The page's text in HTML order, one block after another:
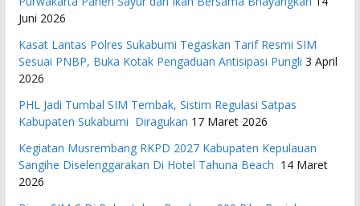
Juni 2026
Kasat Lantas Polres Sukabumi Tegaskan Tarif Resmi SIM
Sesuai PNBP, Buka Kotak Pengaduan Antisipasi Pungli 3 April
2026
PHL Jadi Tumbal SIM Tembak, Sistim Regulasi Satpas
Kabupaten Sukabumi Diragukan 17 Maret 2026
Kegiatan Musrembang RKPD 2027 ​Kabupaten Kepulauan
Sangihe Diselenggarakan Di Hotel Tahuna Beach 14 Maret
2026